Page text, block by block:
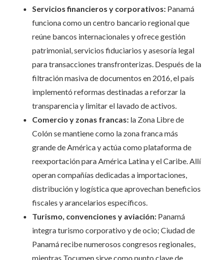
Servicios financieros y corporativos: Panamá
funciona como un centro bancario regional que
reúne bancos internacionales y ofrece gestión
patrimonial, servicios fiduciarios y asesoría legal
para transacciones transfronterizas. Después de la
filtración masiva de documentos en 2016, el país
implementó reformas destinadas a reforzar la
transparencia y limitar el lavado de activos.
Comercio y zonas francas: la Zona Libre de
Colón se mantiene como la zona franca más
grande de América y actúa como plataforma de
reexportación para América Latina y el Caribe. Allí
operan compañías dedicadas a importaciones,
distribución y logística que aprovechan beneficios
fiscales y arancelarios específicos.
Turismo, convenciones y aviación: Panamá
integra turismo corporativo y de ocio; Ciudad de
Panamá recibe numerosos congresos regionales,
mientras Tocumen sirve como punto clave de